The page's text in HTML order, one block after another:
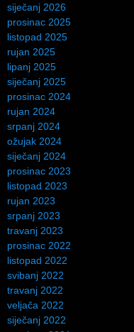
siječanj 2026
prosinac 2025
listopad 2025
rujan 2025
lipanj 2025
siječanj 2025
prosinac 2024
rujan 2024
srpanj 2024
ožujak 2024
siječanj 2024
prosinac 2023
listopad 2023
rujan 2023
srpanj 2023
travanj 2023
prosinac 2022
listopad 2022
svibanj 2022
travanj 2022
veljača 2022
siječanj 2022